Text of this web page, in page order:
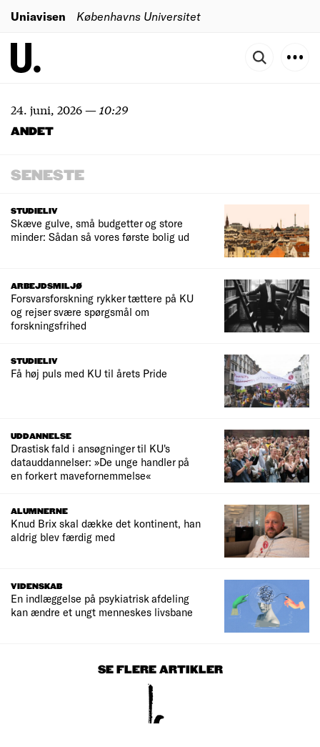
Uniavisen Københavns Universitet
24. juni, 2026— 10:29
ANDET
SENESTE
STUDIELIV
Skæve gulve, små budgetter og store
minder: Sådan så vores første bolig ud
ARBEJDSMILJØ
Forsvarsforskning rykker tættere på KU
og rejser svære spørgsmål om
forskningsfrihed
STUDIELIV
Få høj puls med KU til årets Pride
UDDANNELSE
Drastisk fald i ansøgninger til KU's
datauddannelser: »De unge handler på
en forkert mavefornemmelse«
ALUMNERNE
Knud Brix skal dække det kontinent, han
aldrig blev færdig med
VIDENSKAB
En indlæggelse på psykiatrisk afdeling
kan ændre et ungt menneskes livsbane
SE FLERE ARTIKLER